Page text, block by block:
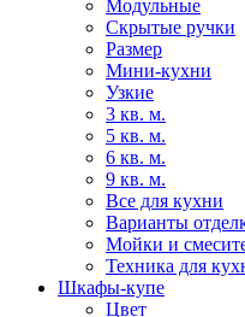
Модульные
Скрытые ручки
Размер
Мини-кухни
Узкие
3 кв. м.
5 кв. м.
6 кв. м.
9 кв. м.
Все для кухни
Варианты
Мойки и
Техника для
Шкафы-купе
Цвет